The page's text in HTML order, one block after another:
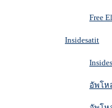
Free
Insidesatit
อัพโห